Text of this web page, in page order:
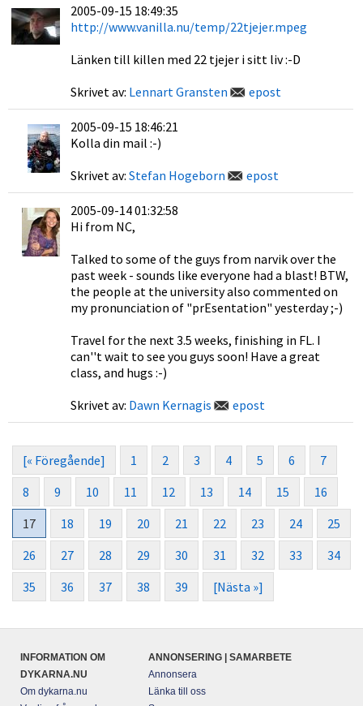
2005-09-15 18:49:35
http://www.vanilla.nu/temp/22tjejer.mpeg
Länken till killen med 22 tjejer i sitt liv :-D
Skrivet av: Lennart Gransten epost
2005-09-15 18:46:21
Kolla din mail :-)
Skrivet av: Stefan Hogeborn epost
2005-09-14 01:32:58
Hi from NC,
Talked to some of the guys from narvik over the
past week - sounds like everyone had a blast! BTW,
the people at the university also commented on
my pronunciation of "prEsentation" yesterday ;-)
Travel for the next 3.5 weeks, finishing in FL. I
can''t wait to see you guys soon! Have a great
class, and hugs :-)
Skrivet av: Dawn Kernagis epost
[« Föregående] 1 2 3 4 5 6
7
8
9 10 11 12 13 14 15
16
17
18 19 20 21 22 23 24
25
26
27 28 29 30 31 32 33
34
35
36 37 38 39 [Nästa »]
INFORMATION OM
DYKARNA.NU
Om dykarna.nu
ANNONSERING | SAMARBETE
Annonsera
Länka till oss